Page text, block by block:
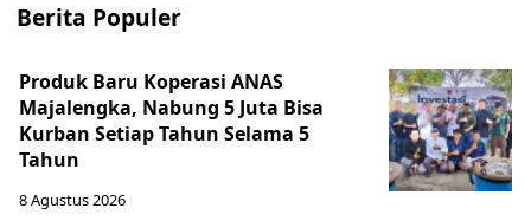
Berita Populer
Produk Baru Koperasi ANAS
Majalengka, Nabung 5 Juta Bisa
Kurban Setiap Tahun Selama 5
Tahun
8 Agustus 2026